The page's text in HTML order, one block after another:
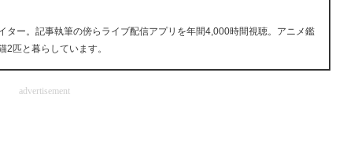
ター。記事執筆の傍らライブ配信アプリを年間4,000時間視聴。アニメ鑑
匹と暮らしています。
advertisement